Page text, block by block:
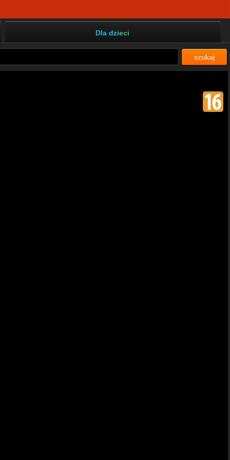
Dla dzieci
szukaj